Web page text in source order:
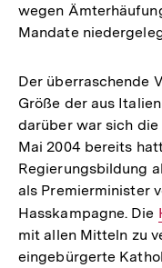
wegen
Mandate
Der überraschende
Größe der aus
darüber war sich
Mai 2004 bereits
Regierungsbildung
als Premierminister
Hasskampagne. Die
mit allen Mitteln zu
eingebürgerte